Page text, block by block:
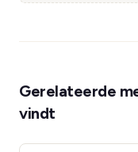
Gerelateerde
vindt